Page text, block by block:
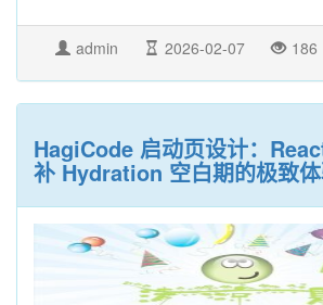
admin 2026-02-07 186
HagiCode 启动页设计：
补 Hydration 空白期的极致